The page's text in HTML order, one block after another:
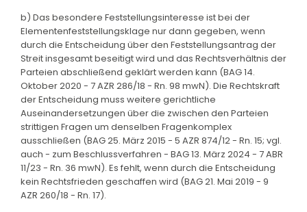
b) Das besondere Feststellungsinteresse ist bei der
Elementenfeststellungsklage nur dann gegeben, wenn
durch die Entscheidung über den Feststellungsantrag der
Streit insgesamt beseitigt wird und das Rechtsverhältnis der
Parteien abschließend geklärt werden kann (BAG 14.
Oktober 2020 - 7 AZR 286/18 - Rn. 98 mwN). Die Rechtskraft
der Entscheidung muss weitere gerichtliche
Auseinandersetzungen über die zwischen den Parteien
strittigen Fragen um denselben Fragenkomplex
ausschließen (BAG 25. März 2015 - 5 AZR 874/12 - Rn. 15; vgl.
auch - zum Beschlussverfahren - BAG 13. März 2024 - 7 ABR
11/23 - Rn. 36 mwN). Es fehlt, wenn durch die Entscheidung
kein Rechtsfrieden geschaffen wird (BAG 21. Mai 2019 - 9
AZR 260/18 - Rn. 17).